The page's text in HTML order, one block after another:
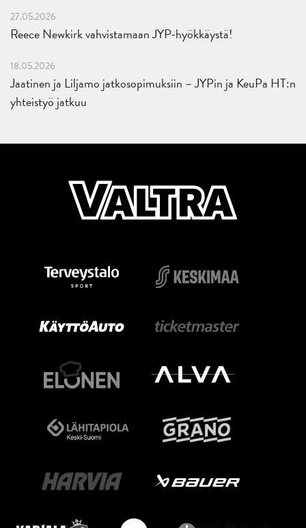
27.05.2026
Reece Newkirk vahvistamaan JYP-hyökkäystä!
18.05.2026
Jaatinen ja Liljamo jatkosopimuksiin – JYPin ja KeuPa HT:n
yhteistyö jatkuu